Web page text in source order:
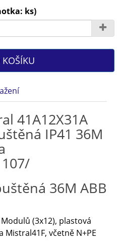
ks)
41A12X31A
IP41 36M
36M ABB
(3x12), plastová
Mistral41F, včetně N+PE